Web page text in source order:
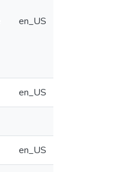
en_US
en_US
en_US